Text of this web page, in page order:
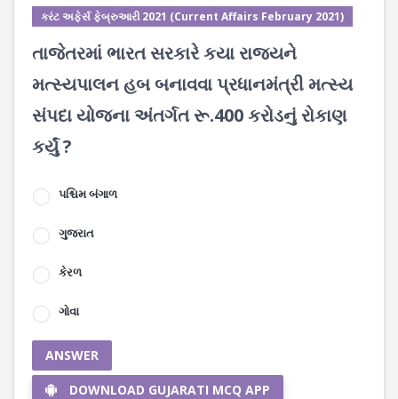
કરંટ અફેર્સ ફેબ્રુઆરી 2021 (Current Affairs February 2021)
તાજેતરમાં ભારત સરકારે કયા રાજ્યને
મત્સ્યપાલન હબ બનાવવા પ્રધાનમંત્રી મત્સ્ય
સંપદા યોજના અંતર્ગત રૂ.400 કરોડનું રોકાણ
કર્યું ?
પશ્ચિમ બંગાળ
ગુજરાત
કેરળ
ગોવા
ANSWER
DOWNLOAD GUJARATI MCQ APP